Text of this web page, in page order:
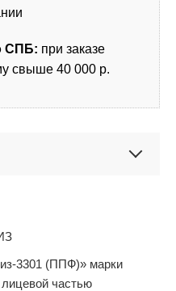
СПБ: при заказе
свыше 40 000 р.
3301 (ППФ)» марки
частью